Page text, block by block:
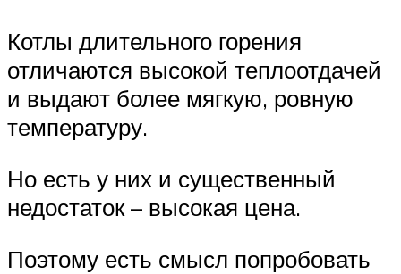
Котлы длительного горения
отличаются высокой теплоотдачей
и выдают более мягкую, ровную
температуру.
Но есть у них и существенный
недостаток – высокая цена.
Поэтому есть смысл попробовать